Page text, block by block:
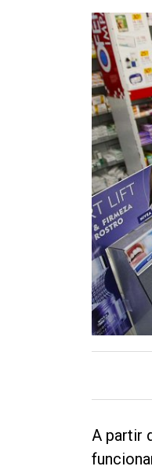
Empresa
Nosotros
Contacto
A partir